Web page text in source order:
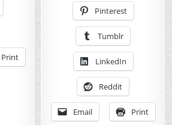
โคล่
เนื้อ
สำหรับ
ทุก
Print
รีวิว
เสื้อ
หน
โคล่
ไม
ซมี
เต็ม
Pinterest
Tumblr
LinkedIn
Reddit
Email Print